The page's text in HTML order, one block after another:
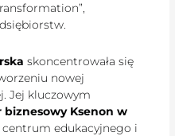
skoncentrowała się
nowej
Jej kluczowym
biznesowy Ksenon w
centrum edukacyjnego i